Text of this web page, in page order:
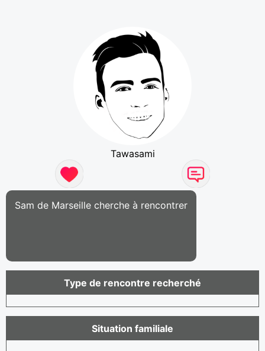
Tawasami
Sam de Marseille cherche à rencontrer
Type de rencontre recherché
Situation familiale